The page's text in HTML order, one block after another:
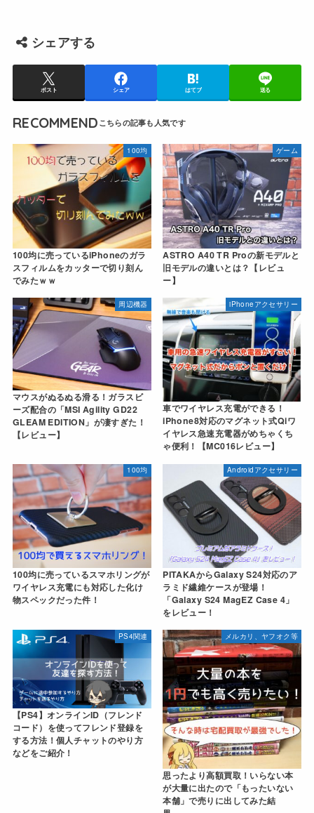
シェアする
ポスト シェア はてブ 送る
RECOMMEND
100均
100均に売っているiPhoneのガラ
スフィルムをカッターで切り刻ん
でみたｗｗ
ゲーム
ASTRO A40 TR Proの新モデルと
旧モデルの違いとは？【レビュ
ー】
周辺機器
マウスがぬるぬる滑る！ガラスビ
ーズ配合の「MSI Agility GD22
GLEAM EDITION」が凄すぎた！
【レビュー】
iPhoneアクセサリー
車でワイヤレス充電ができる！
iPhone8対応のマグネット式Qiワ
イヤレス急速充電器がめちゃくち
ゃ便利！【MC016レビュー】
100均
100均に売っているスマホリングが
ワイヤレス充電にも対応した化け
物スペックだった件！
Androidアクセサリー
PITAKAからGalaxy S24対応のア
ラミド繊維ケースが登場！
「Galaxy S24 MagEZ Case 4」
をレビュー！
PS4関連
【PS4】オンラインID（フレンド
コード）を使ってフレンド登録を
する方法！個人チャットのやり方
などをご紹介！
メルカリ、ヤフオク等
思ったより高額買取！いらない本
が大量に出たので「もったいない
本舗」で売りに出してみた結